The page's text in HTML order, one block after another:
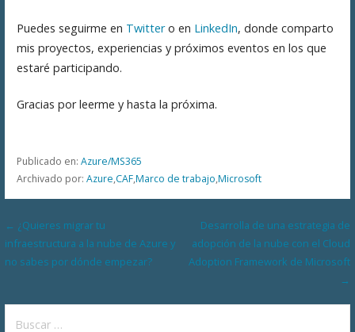
Puedes seguirme en Twittero en LinkedIn, donde comparto
mis proyectos, experiencias y próximos eventos en los que
estaré participando.
Gracias por leerme y hasta la próxima.
Publicado en: Azure/MS365
Archivado por: Azure,CAF,Marco de trabajo,Microsoft
Navegación
de
← ¿Quieres migrar tu
infraestructura a la nube de Azure y
no sabes por dónde empezar?
Desarrolla de una estrategia de
adopción de la nube con el Cloud
Adoption Framework de Microsoft
→